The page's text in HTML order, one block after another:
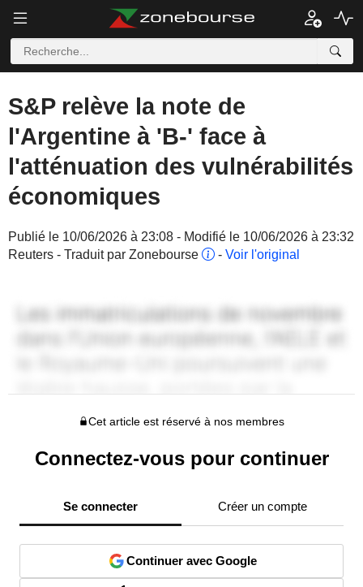
S&P relève la note de
l'Argentine à 'B-' face à
l'atténuation des vulnérabilités
économiques
Publié le 10/06/2026 à 23:08 - Modifié le 10/06/2026 à 23:32
Reuters - Traduit par Zonebourse
- Voir l'original
Cet article est réservé à nos membres
Connectez-vous pour continuer
Se connecter Créer un compte
Continuer avec Google